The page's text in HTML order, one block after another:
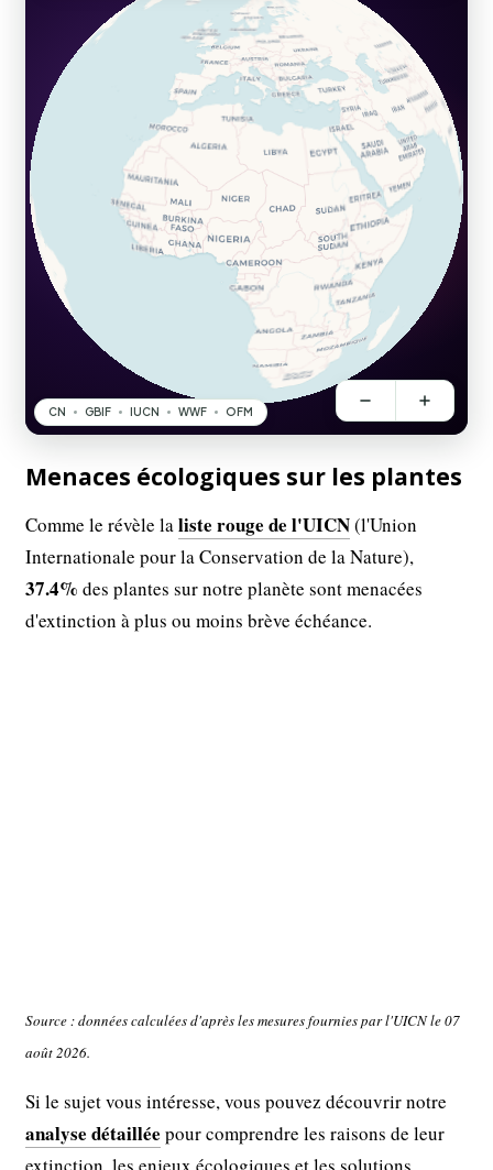
Menaces écologiques sur les plantes
Comme le révèle laliste rouge de l'UICN(l'Union
Internationale pour la Conservation de la Nature),
37.4% des plantes sur notre planète sont menacées
d'extinction à plus ou moins brève échéance.
Source : données calculées d'après les mesures fournies par l'UICN le 07
août 2026.
Si le sujet vous intéresse, vous pouvez découvrir notre
analyse détaillée pour comprendre les raisons de leur